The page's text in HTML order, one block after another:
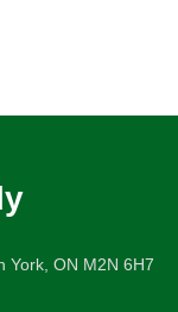
York, ON M2N 6H7